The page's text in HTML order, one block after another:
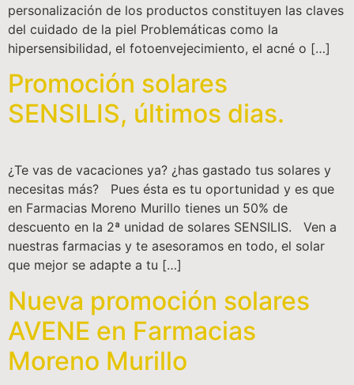
personalización de los productos constituyen las claves
del cuidado de la piel Problemáticas como la
hipersensibilidad, el fotoenvejecimiento, el acné o […]
Promoción solares
SENSILIS, últimos dias.
¿Te vas de vacaciones ya? ¿has gastado tus solares y
necesitas más? Pues ésta es tu oportunidad y es que
en Farmacias Moreno Murillo tienes un 50% de
descuento en la 2ª unidad de solares SENSILIS. Ven a
nuestras farmacias y te asesoramos en todo, el solar
que mejor se adapte a tu […]
Nueva promoción solares
AVENE en Farmacias
Moreno Murillo